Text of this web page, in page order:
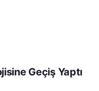
Geçiş Yaptı